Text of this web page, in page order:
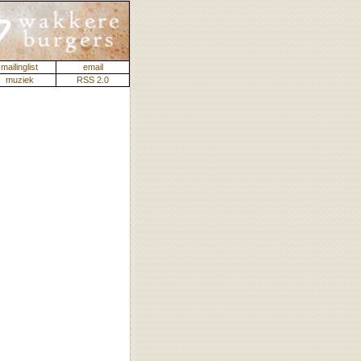
mailinglist
email
muziek RSS 2.0